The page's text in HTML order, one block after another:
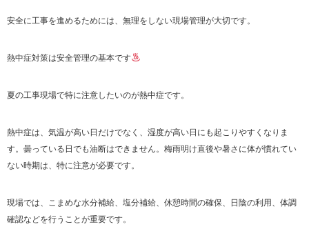
安全に工事を進めるためには、無理をしない現場管理が大切です。
熱中症対策は安全管理の基本です
夏の工事現場で特に注意したいのが熱中症です。
熱中症は、気温が高い日だけでなく、湿度が高い日にも起こりやすくなりま
す。曇っている日でも油断はできません。梅雨明け直後や暑さに体が慣れてい
ない時期は、特に注意が必要です。
現場では、こまめな水分補給、塩分補給、休憩時間の確保、日陰の利用、体調
確認などを行うことが重要です。